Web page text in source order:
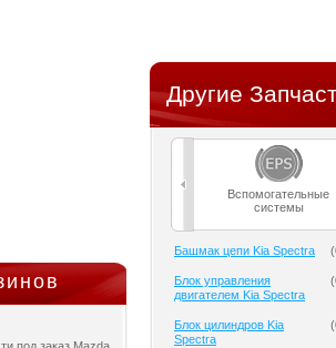
Другие
Вспомогательные
системы
Башмак цепи Kia Spectra (
Блок управления
двигателем Kia Spectra
(
Блок цилиндров Kia
Spectra
(